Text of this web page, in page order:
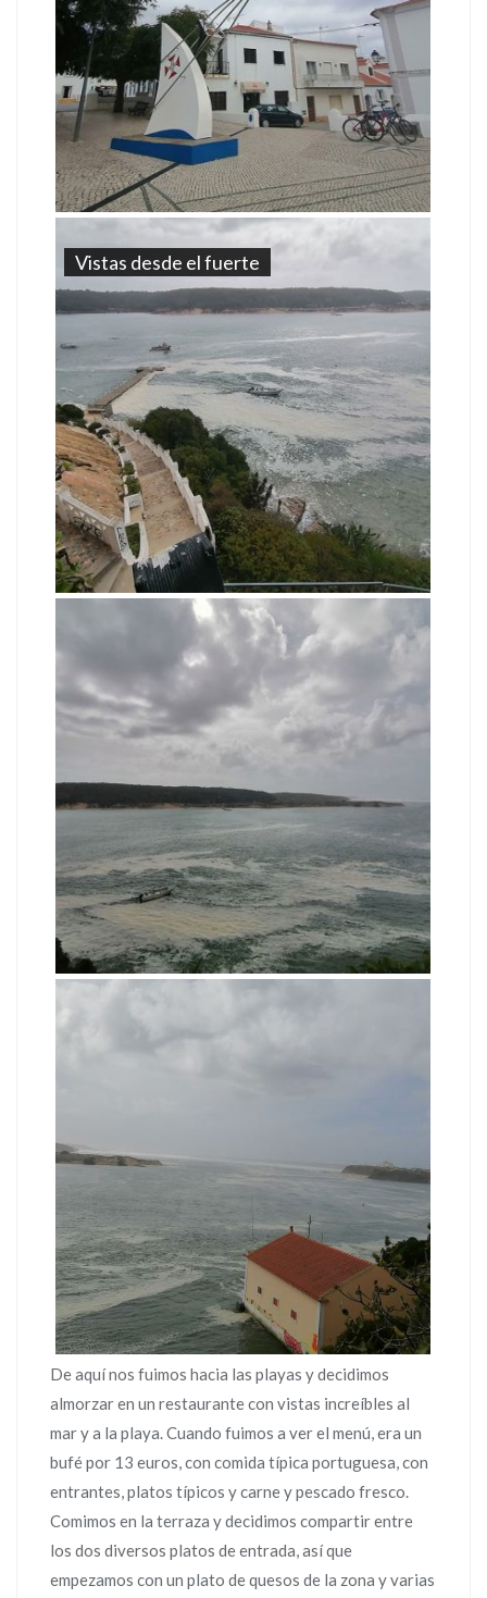
Vistas desde el fuerte
De aquí nos fuimos hacia las playas y decidimos
almorzar en un restaurante con vistas increíbles al
mar y a la playa. Cuando fuimos a ver el menú, era un
bufé por 13 euros, con comida típica portuguesa, con
entrantes, platos típicos y carne y pescado fresco.
Comimos en la terraza y decidimos compartir entre
los dos diversos platos de entrada, así que
empezamos con un plato de quesos de la zona y varias